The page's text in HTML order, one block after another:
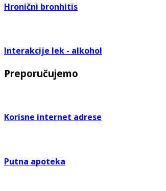
Hronični bronhitis
Interakcije lek - alkohol
Preporučujemo
Korisne internet adrese
Putna apoteka